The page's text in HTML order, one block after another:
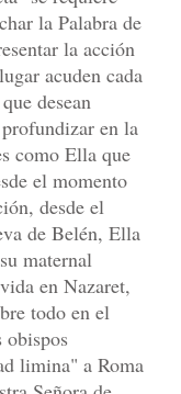
la Palabra de
la acción
acuden cada
desean
en la
como Ella que
el momento
desde el
de Belén, Ella
maternal
en Nazaret,
todo en el
obispos
limina" a Roma